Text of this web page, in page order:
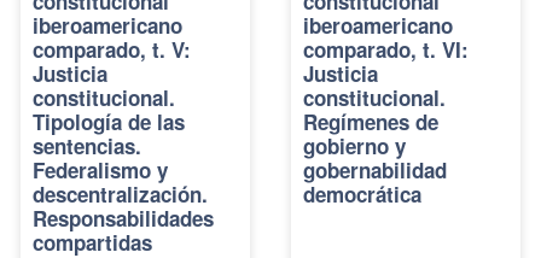
iberoamericano
comparado, t. V:
Justicia
constitucional.
Tipología de las
sentencias.
Federalismo y
descentralización.
Responsabilidades
compartidas
iberoamericano
comparado, t. VI:
Justicia
constitucional.
Regímenes de
gobierno y
gobernabilidad
democrática